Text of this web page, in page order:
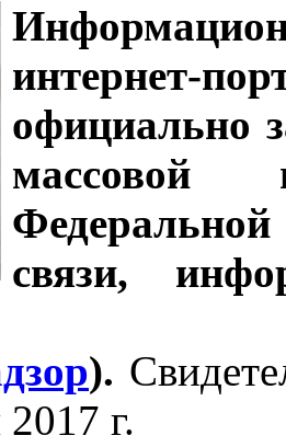
интернет-
официально
связи,
).
г.